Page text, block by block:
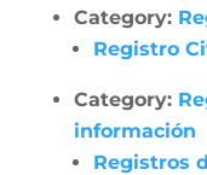
Category:
Registro
Category:
información
Registros